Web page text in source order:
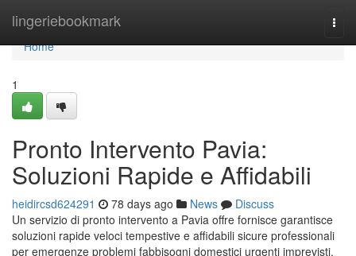
lingeriebookmark
Home
Home
1
Pronto Intervento Pavia:
Soluzioni Rapide e Affidabili
heidircsd624291 78 days ago News
Discuss
Un servizio di pronto intervento a Pavia offre fornisce garantisce
soluzioni rapide veloci tempestive e affidabili sicure professionali
per emergenze problemi fabbisogni domestici urgenti imprevisti.